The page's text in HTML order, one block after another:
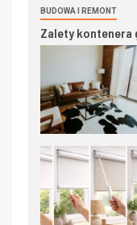
BUDOWA I REMONT
Zalety kontenera